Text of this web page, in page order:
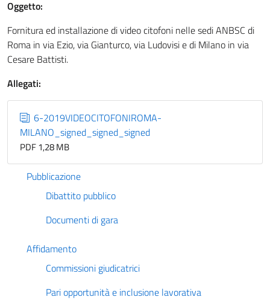
Oggetto:
Fornitura ed installazione di video citofoni nelle sedi ANBSC di
Roma in via Ezio, via Gianturco, via Ludovisi e di Milano in via
Cesare Battisti.
Allegati:
6-2019VIDEOCITOFONIROMA-
MILANO_signed_signed_signed
PDF 1,28 MB
Pubblicazione
Dibattito pubblico
Documenti di gara
Affidamento
Commissioni giudicatrici
Pari opportunità e inclusione lavorativa